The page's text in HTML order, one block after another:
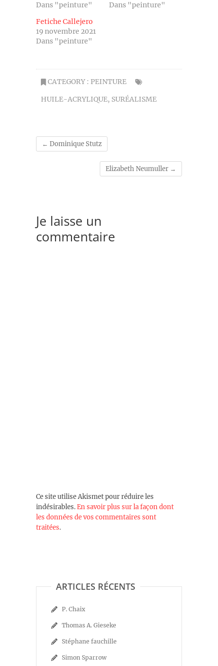
Dans "peinture"
Dans "peinture"
Fetiche Callejero
19 novembre 2021
Dans "peinture"
CATEGORY : PEINTURE
HUILE-ACRYLIQUE, SURÉALISME
← Dominique Stutz
Elizabeth Neumuller →
Je laisse un
commentaire
Ce site utilise Akismet pour réduire les
indésirables.En savoir plus sur la façon dont
les données de vos commentaires sont
traitées.
ARTICLES RÉCENTS
P. Chaix
Thomas A. Gieseke
Stéphane fauchille
Simon Sparrow